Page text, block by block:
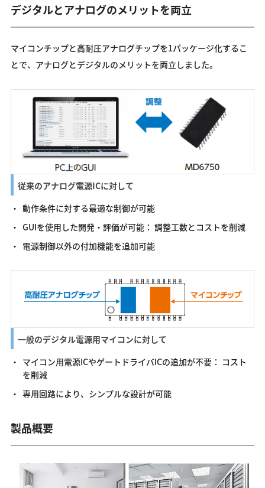
デジタルとアナログのメリットを両立
マイコンチップと高耐圧アナログチップを1パッケージ化するこ
とで、アナログとデジタルのメリットを両立しました。
従来のアナログ電源ICに対して
動作条件に対する最適な制御が可能
GUIを使用した開発・評価が可能： 調整工数とコストを削減
電源制御以外の付加機能を追加可能
一般のデジタル電源用マイコンに対して
マイコン用電源ICやゲートドライバICの追加が不要： コスト
を削減
専用回路により、シンプルな設計が可能
製品概要